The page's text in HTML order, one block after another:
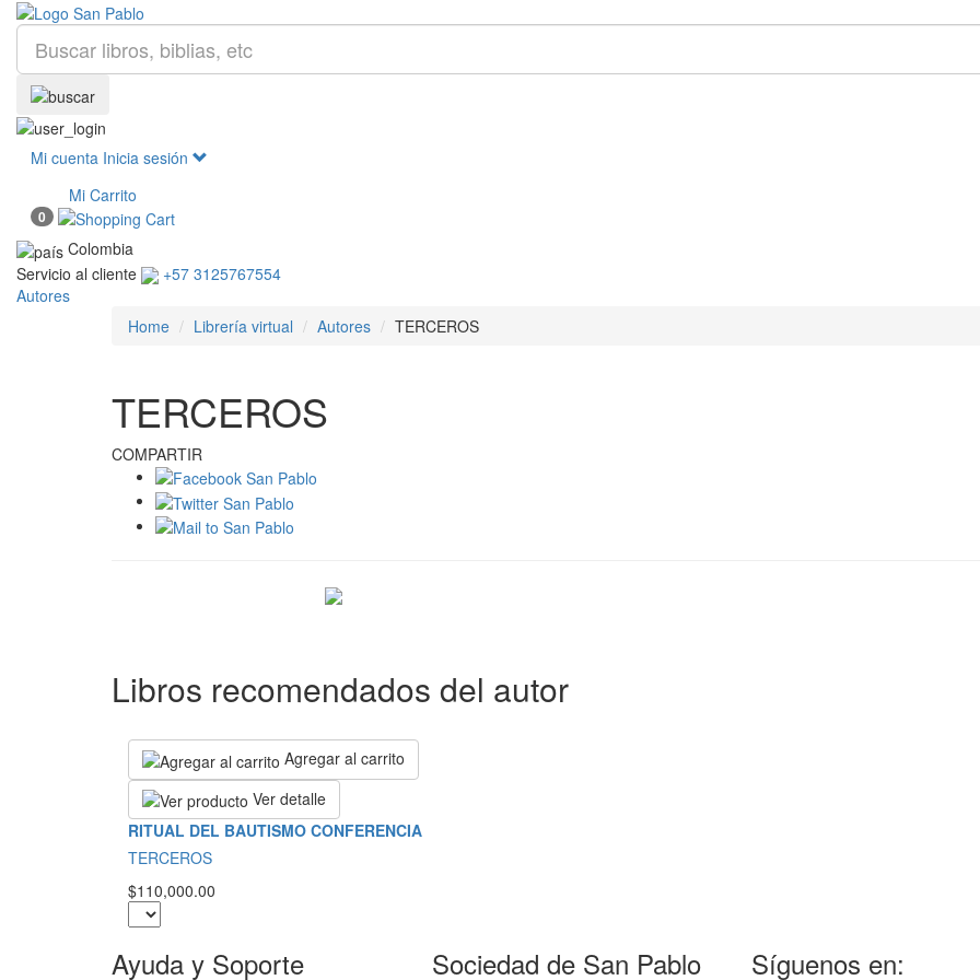
Mi cuenta Inicia sesión
Mi Carrito
0
Colombia
Servicio al cliente
+57 3125767554
Autores
Home
Librería virtual Autores TERCEROS
TERCEROS
COMPARTIR
Libros recomendados del autor
Agregar al carrito
Ver detalle
RITUAL DEL BAUTISMO CONFERENCIA
TERCEROS
$110,000.00
Ayuda y Soporte Sociedad de San Pablo Síguenos en: